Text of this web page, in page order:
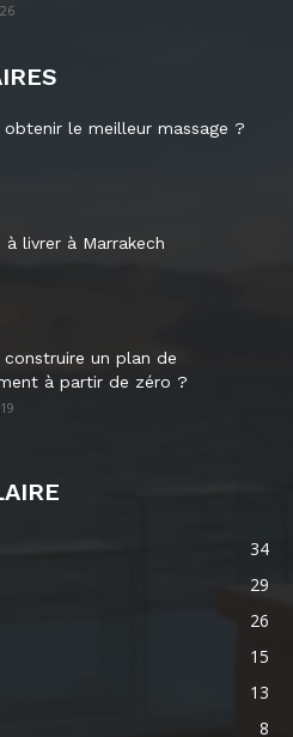
le meilleur massage ?
à livrer à Marrakech
un plan de
à partir de zéro ?
34
29
26
15
13
8